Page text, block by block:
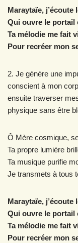
Maraytaïe, j’écoute
Qui ouvre le portail
Ta mélodie me fait
Pour recréer mon
2. Je génère une
conscient à mon
ensuite traverser
physique sans être
Ô Mère cosmique,
Ta propre lumière
Ta musique purifie
Je transmets à tous
Maraytaïe, j’écoute
Qui ouvre le portail
Ta mélodie me fait
Pour recréer mon